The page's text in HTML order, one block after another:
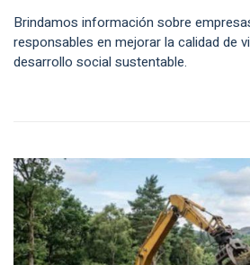
Brindamos información sobre
responsables en mejorar la calidad de
desarrollo social sustentable.